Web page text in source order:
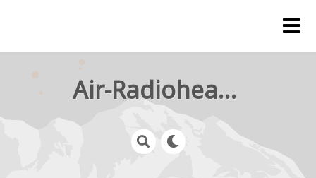
Air-Radiohead.com